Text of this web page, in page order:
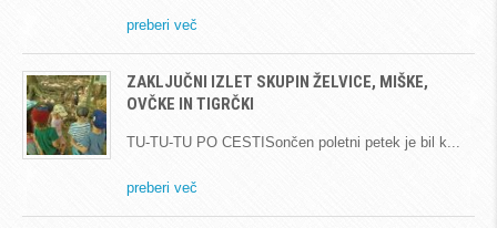
preberi več
ZAKLJUČNI IZLET SKUPIN ŽELVICE, MIŠKE,
OVČKE IN TIGRČKI
TU-TU-TU PO CESTISončen poletni petek je bil k
preberi več